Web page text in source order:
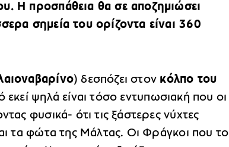
Η προσπάθεια θα σε αποζημιώσει
σημεία του ορίζοντα είναι 360
) δεσπόζει στον κόλπο του
εκεί ψηλά είναι τόσο εντυπωσιακή που οι
φυσικά- ότι τις ξάστερες νύχτες
τα φώτα της Μάλτας. Οι Φράγκοι που το